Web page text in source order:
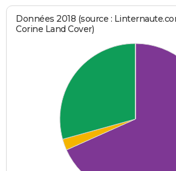
Données 2018 (source :
Corine Land Cover)